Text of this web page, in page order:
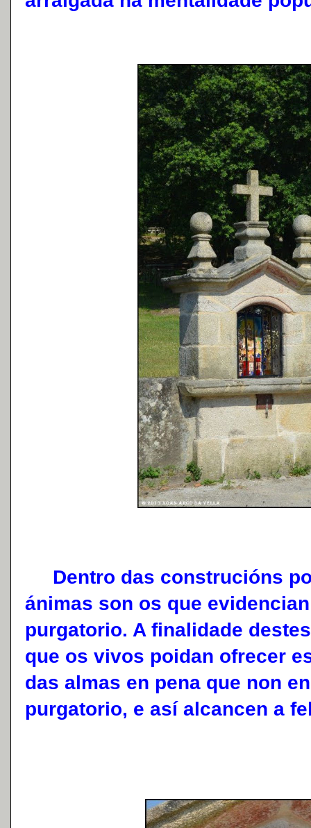
Dentro das construcións
ánimas son os que
purgatorio. A finalidade
que os vivos poidan ofrecer
das almas en pena que non
purgatorio, e así alcancen a